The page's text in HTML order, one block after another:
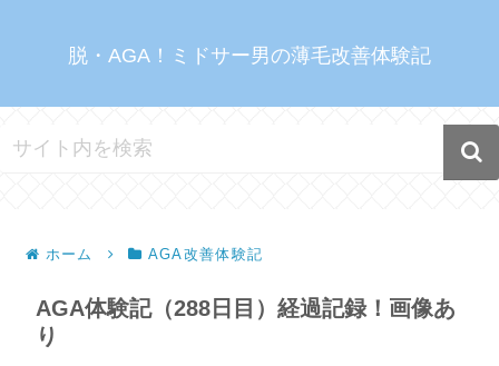
脱・AGA！ミドサー男の薄毛改善体験記
ホーム AGA改善体験記
AGA体験記（288日目）経過記録！画像あ
り